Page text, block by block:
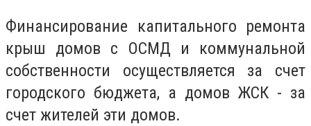
Финансирование капитального ремонта
крыш домов с ОСМД и коммунальной
собственности осуществляется за счет
городского бюджета, а домов ЖСК - за
счет жителей эти домов.